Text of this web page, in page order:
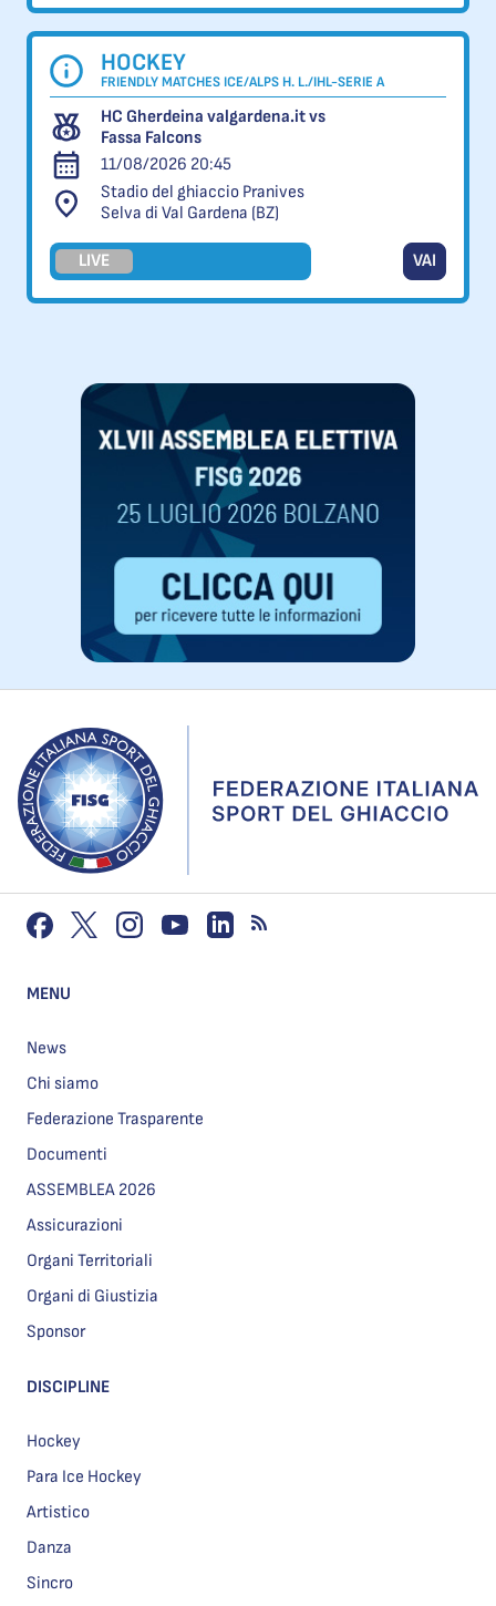
HOCKEY
FRIENDLY MATCHES ICE/ALPS H. L./IHL-SERIE A
HC Gherdeina valgardena.it vs
Fassa Falcons
11/08/2026 20:45
Stadio del ghiaccio Pranives
Selva di Val Gardena (BZ)
LIVE VAI
MENU
News
Chi siamo
Federazione Trasparente
Documenti
ASSEMBLEA 2026
Assicurazioni
Organi Territoriali
Organi di Giustizia
Sponsor
DISCIPLINE
Hockey
Para Ice Hockey
Artistico
Danza
Sincro